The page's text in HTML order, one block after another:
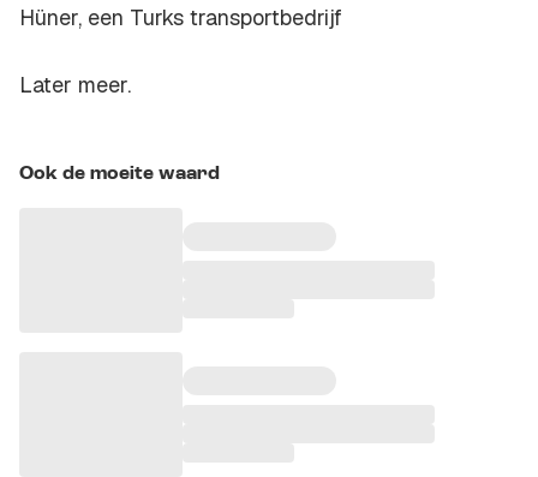
Hüner, een Turks transportbedrijf
Later meer.
Ook de moeite waard